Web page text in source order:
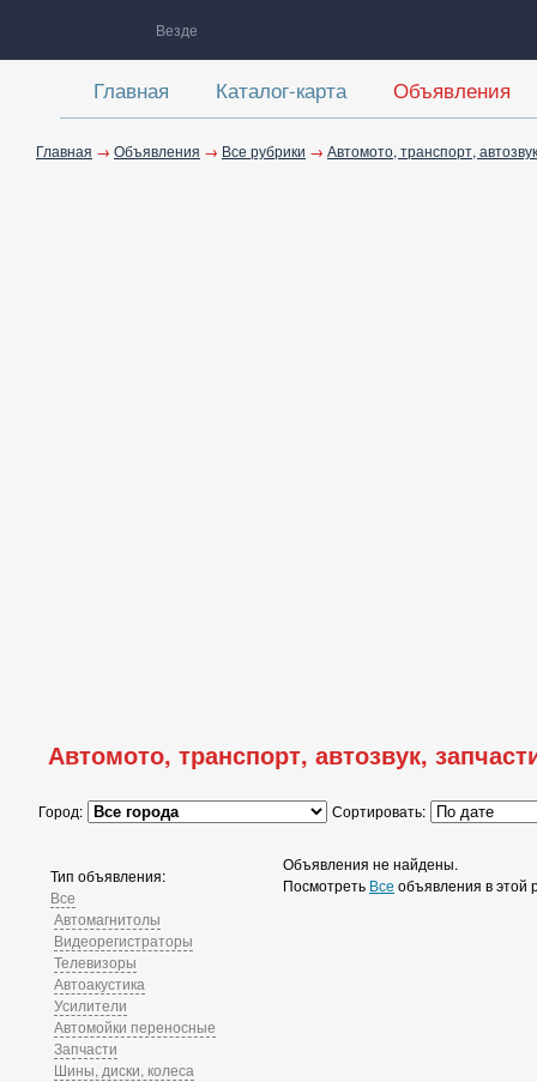
Везде
Главная Каталог-карта Объявления
Главная → Объявления → Все рубрики → Автомото, транспорт,
Автомото, транспорт, автозвук,
Город: Сортировать:
Тип объявления:
Все
Автомагнитолы
Видеорегистраторы
Телевизоры
Автоакустика
Усилители
Автомойки переносные
Запчасти
Шины, диски, колеса
Объявления не найдены.
Посмотреть Все объявления в этой